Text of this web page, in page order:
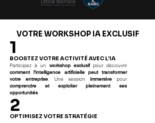
VOTRE WORKSHOP IA EXCLUSIF
1
BOOSTEZ VOTRE ACTIVITÉ AVEC L'IA
Participez à un workshop exclusifpour découvrir
comment l’intelligence artificielle peut transformer
votre entreprise. Une session immersive pour
comprendre et exploiter pleinement ses
opportunités.
2
OPTIMISEZ VOTRE STRATÉGIE